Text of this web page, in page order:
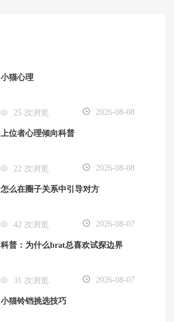
小猫心理
25 次浏览 2026-08-08
上位者心理倾向科普
22 次浏览 2026-08-08
怎么在圈子关系中引导对方
42 次浏览 2026-08-07
科普：为什么brat总喜欢试探边界
31 次浏览 2026-08-07
小猫铃铛挑选技巧